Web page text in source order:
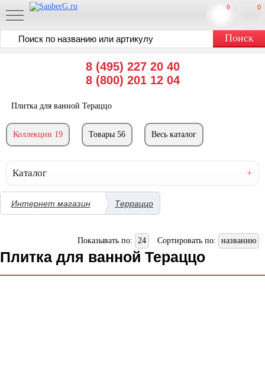
8 (495) 227 20 40
8 (800) 201 12 04
0
0
Плитка для ванной Тераццо
Коллекции 19 Товары 56 Весь каталог
Каталог
Интернет магазин Терраццо
Показывать по: 24 Сортировать по: названию
Плитка для ванной Тераццо